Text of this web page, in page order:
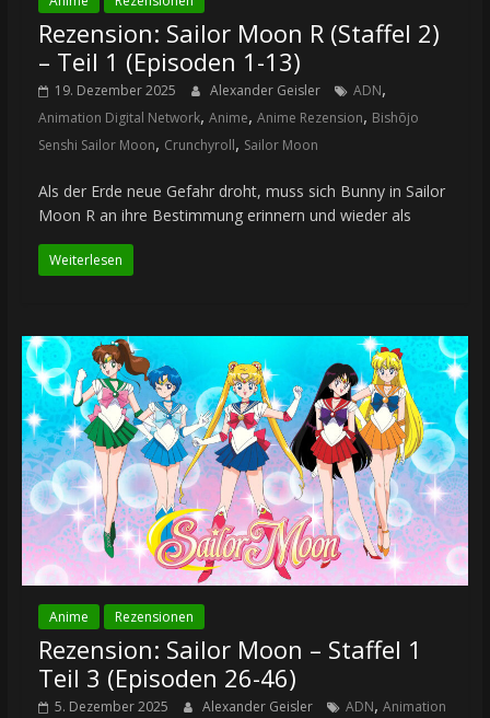
Rezension: Sailor Moon R (Staffel 2)
– Teil 1 (Episoden 1-13)
19. Dezember 2025 Alexander Geisler ADN,
Animation Digital Network, Anime, Anime Rezension, Bishōjo
Senshi Sailor Moon, Crunchyroll, Sailor Moon
Als der Erde neue Gefahr droht, muss sich Bunny in Sailor
Moon R an ihre Bestimmung erinnern und wieder als
Weiterlesen
Anime Rezensionen
Rezension: Sailor Moon – Staffel 1
Teil 3 (Episoden 26-46)
5. Dezember 2025 Alexander Geisler ADN, Animation